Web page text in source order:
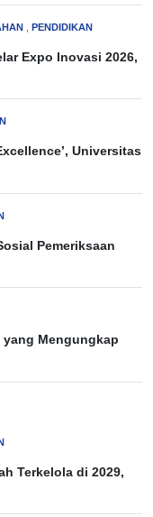
PENDIDIKAN
Expo Inovasi 2026,
Universitas
Pemeriksaan
yang Mengungkap
Terkelola di 2029,